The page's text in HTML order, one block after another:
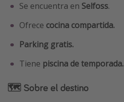
Se encuentra en Selfoss.
Ofrece cocina compartida.
Parking gratis.
Tiene piscina de temporada.
🗺 Sobre el destino